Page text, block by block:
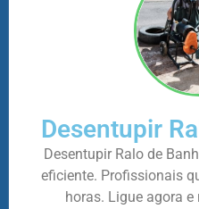
Desentupir
Desentupir Ralo de
eficiente. Profissionais
horas. Ligue agora